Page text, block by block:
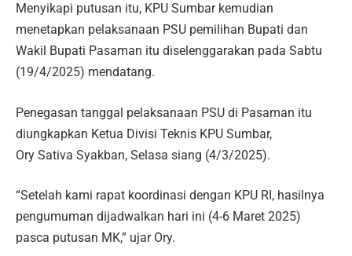
Menyikapi putusan itu, KPU Sumbar kemudian
menetapkan pelaksanaan PSU pemilihan Bupati dan
Wakil Bupati Pasaman itu diselenggarakan pada Sabtu
(19/4/2025) mendatang.
Penegasan tanggal pelaksanaan PSU di Pasaman itu
diungkapkan Ketua Divisi Teknis KPU Sumbar,
Ory Sativa Syakban, Selasa siang (4/3/2025).
“Setelah kami rapat koordinasi dengan KPU RI, hasilnya
pengumuman dijadwalkan hari ini (4-6 Maret 2025)
pasca putusan MK,” ujar Ory.